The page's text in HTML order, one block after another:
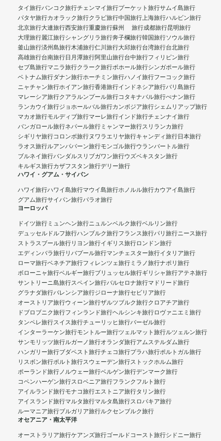
タイ旅行バンコク旅行チェンマイ旅行プーケット旅行サムイ島旅行
パタヤ旅行カオラック旅行クラビ旅行中国旅行上海旅行ハルビン旅行
北京旅行大連旅行西安旅行重慶旅行蘇州 旅行成都旅行昆明旅行
大理旅行麗江旅行シャングリラ旅行奔子欄旅行韓国旅行ソウル旅行
釜山旅行済州島旅行木浦旅行仁川旅行大邱旅行台湾旅行台北旅行
高雄旅行台南旅行日月潭旅行阿里山旅行台中旅行フィリピン旅行
セブ島旅行マニラ旅行クラーク旅行ボホール旅行シンガポール旅行
ベトナム旅行ダナン旅行ホーチミン旅行ハノイ旅行フーコック旅行
ニャチャン旅行ホイアン旅行香港旅行インドネシア旅行バリ島旅行
マレーシア旅行クアラルンプール旅行コタキナバル旅行ぺナン旅行
ランカウイ旅行ジョホールバル旅行カンボジア旅行シェムリアップ旅行
マカオ旅行モルディブ旅行マーレ旅行インド旅行チェンナイ旅行
バンガロール旅行ネパール旅行 ミャンマー旅行スリランカ旅行
シギリヤ旅行コロンボ旅行ヌワラエリヤ旅行キャンディ旅行日本旅行
ラオス旅行ルアンパバーン旅行モンゴル旅行ウランバートル旅行
ブルネイ旅行バンダルスリブガワン旅行ウズベキスタン旅行
キルギス旅行カザフスタン旅行デリー旅行
ハワイ・グアム・サイパン
ハワイ旅行ハワイ島旅行マウイ島旅行ホノルル旅行カウアイ島旅行
グアム旅行サイパン旅行パラオ旅行
ヨーロッパ
ドイツ旅行 ミュンヘン旅行ニュルンベルク旅行ベルリン旅行
デュッセルドルフ旅行ハンブルク旅行フランス旅行パリ旅行ニース旅行
ストラスブール旅行リヨン旅行イギリス旅行ロンドン旅行
エディンバラ旅行リバプール旅行マンチェスター旅行イタリア旅行
ローマ旅行ベネチア旅行フィレンツェ旅行 ミラノ旅行ナポリ旅行
ボローニャ旅行ベルギー旅行ブリュッセル旅行ギリシャ旅行アテネ旅行
サントリーニ島旅行スペイン旅行バルセロナ旅行マドリード旅行
グラナダ旅行バレンシア旅行ジローナ旅行セビリア旅行
オーストリア旅行ウィーン旅行ザルツブルク旅行クロアチア旅行
ドブロブニク旅行フィンランド旅行ヘルシンキ旅行ロヴァニエミ旅行
タンペレ旅行スイス旅行チューリッヒ旅行バーゼル旅行
インターラーケン旅行モントルー旅行ツェルマット旅行ルツェルン旅行
サンモリッツ旅行ルガーノ旅行オランダ旅行アムステルダム旅行
ハンガリー旅行ブダペスト旅行チェコ旅行プラハ旅行ポルトガル旅行
リスボン旅行ポルト旅行スウェーデン旅行ストックホルム旅行
ポーランド旅行ノルウェー旅行ベルゲン旅行デンマーク旅行
コペンハーゲン旅行スロベニア旅行フランクフルト旅行
アイルランド旅行モナコ旅行エストニア旅行タリン旅行
アイスランド旅行マルタ旅行マルタ島旅行スロバキア旅行
ルーマニア旅行ブルガリア旅行ルクセンブルク旅行
オセアニア・南太平洋
オーストラリア旅行ケアンズ旅行ゴールドコースト旅行シドニー旅行